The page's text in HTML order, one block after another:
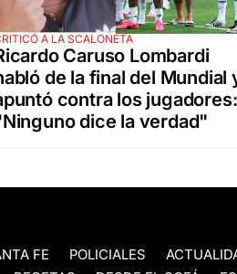
A LA SCALONETA
Caruso Lombardi
de la final del Mundial
contra los jugadores:
dice la verdad"
FE POLICIALES